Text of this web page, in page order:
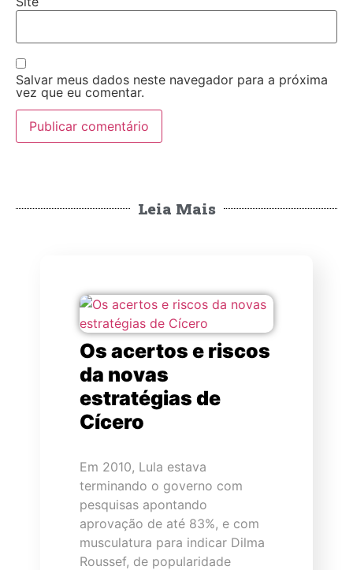
Salvar meus dados neste navegador para a próxima
vez que eu comentar.
Leia Mais
Os acertos e riscos
da novas
estratégias de
Cícero
Em 2010, Lula estava
terminando o governo com
pesquisas apontando
aprovação de até 83%, e com
musculatura para indicar Dilma
Roussef, de popularidade